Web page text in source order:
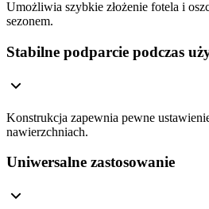
Umożliwia szybkie złożenie fotela i
sezonem.
Stabilne podparcie podczas
Konstrukcja zapewnia pewne
nawierzchniach.
Uniwersalne zastosowanie